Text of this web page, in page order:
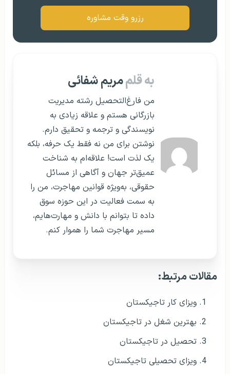
رزرو وقت مشاوره
به قلممریم شفائی
من فارغ‌التحصیل رشته مدیریت
بازرگانی هستم و علاقه زیادی به
نویسندگی و ترجمه و تحقیق دارم.
نوشتن برای من نه فقط یک حرفه، بلکه
یک لذت است! علاقه‌ام به شناخت
عمیق‌تر جهان و آگاهی از مسائل
حقوقی، به‌ویژه قوانین مهاجرت، من را
به سمت فعالیت در این حوزه سوق
داده تا بتوانم با دانش و مهارت‌هایم،
مسیر مهاجرت شما را هموار کنم.
مقالات مرتبط:
ویزای کار تاجیکستان
بهترین شغل در تاجیکستان
تحصیل در تاجیکستان
ویزای تحصیلی تاجیکستان